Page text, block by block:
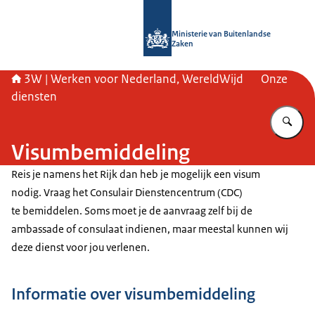
Ministerie van Buitenlandse
Zaken
3W | Werken voor Nederland, WereldWijd
Onze
diensten
Visumbemiddeling
Reis je namens het Rijk dan heb je mogelijk een visum
nodig. Vraag het Consulair Dienstencentrum (CDC)
te bemiddelen. Soms moet je de aanvraag zelf bij de
ambassade of consulaat indienen, maar meestal kunnen wij
deze dienst voor jou verlenen.
Informatie over visumbemiddeling